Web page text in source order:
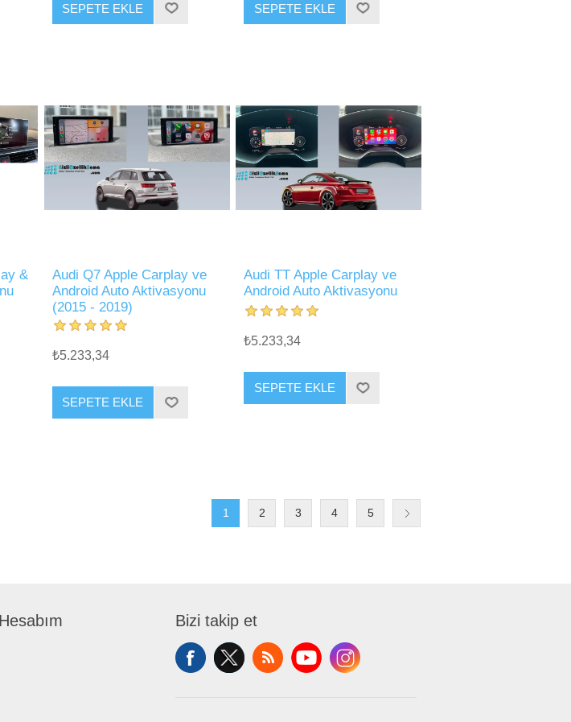
SEPETE EKLE SEPETE EKLE
&
Audi Q7 Apple Carplay ve
Android Auto Aktivasyonu
(2015 - 2019)
₺5.233,34
SEPETE EKLE
Audi TT Apple Carplay ve
Android Auto Aktivasyonu
₺5.233,34
SEPETE EKLE
1 2 3 4 5
Hesabım Bizi takip et